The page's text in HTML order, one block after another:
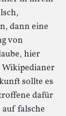
dann eine
von
hier
Wikipedianer
sollte es
dafür
falsche